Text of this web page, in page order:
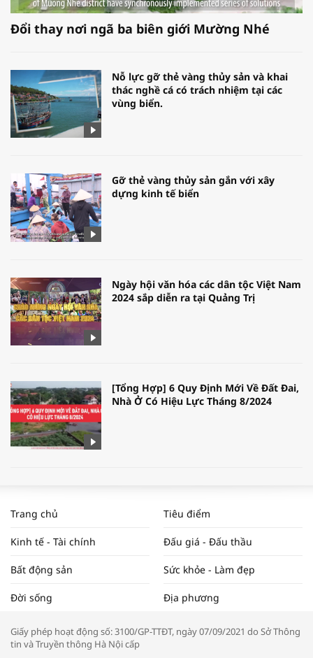
Đổi thay nơi ngã ba biên giới Mường Nhé
Nỗ lực gỡ thẻ vàng thủy sản và khai
thác nghề cá có trách nhiệm tại các
vùng biển.
Gỡ thẻ vàng thủy sản gắn với xây
dựng kinh tế biển
Ngày hội văn hóa các dân tộc Việt Nam
2024 sắp diễn ra tại Quảng Trị
[Tổng Hợp] 6 Quy Định Mới Về Đất Đai,
Nhà Ở Có Hiệu Lực Tháng 8/2024
NAM NĂM 2024 VÀ NĂM 2025 | NHỊP
ĐẬP THỊ TRƯỜNG #62
Tọa đàm “Xúc tiến thương mại: Khơi
Trang chủ Tiêu điểm
Kinh tế - Tài chính Đấu giá - Đấu thầu
Bất động sản Sức khỏe - Làm đẹp
Đời sống Địa phương
Giấy phép hoạt động số: 3100/GP-TTĐT, ngày 07/09/2021 do Sở Thông
tin và Truyền thông Hà Nội cấp